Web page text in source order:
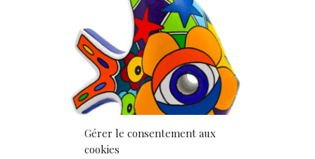
Gérer le consentement aux
cookies